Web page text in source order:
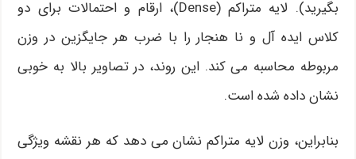
بگیرید). لایه متراکم (Dense)، ارقام و احتمالات برای دو
کلاس ایده آل و نا هنجار را با ضرب هر جایگزین در وزن
مربوطه محاسبه می کند. این روند، در تصاویر بالا به خوبی
نشان داده شده است.
بنابراین، وزن لایه متراکم نشان می دهد که هر نقشه ویژگی